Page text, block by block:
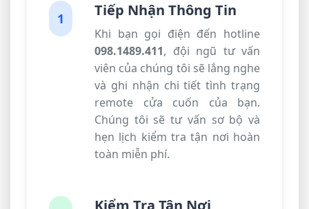
1 Tiếp Nhận Thông Tin
Khi bạn gọi điện đến hotline
098.1489.411, đội ngũ tư vấn
viên của chúng tôi sẽ lắng nghe
và ghi nhận chi tiết tình trạng
remote cửa cuốn của bạn.
Chúng tôi sẽ tư vấn sơ bộ và
hẹn lịch kiểm tra tận nơi hoàn
toàn miễn phí.
Kiểm Tra Tận Nơi